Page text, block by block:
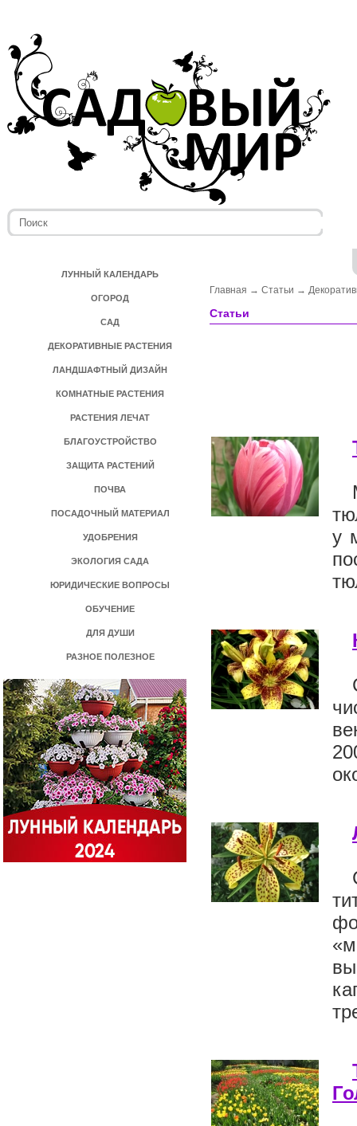
ЛУННЫЙ КАЛЕНДАРЬ
ОГОРОД
САД
ДЕКОРАТИВНЫЕ РАСТЕНИЯ
ЛАНДШАФТНЫЙ ДИЗАЙН
КОМНАТНЫЕ РАСТЕНИЯ
РАСТЕНИЯ ЛЕЧАТ
БЛАГОУСТРОЙСТВО
ЗАЩИТА РАСТЕНИЙ
ПОЧВА
ПОСАДОЧНЫЙ МАТЕРИАЛ
УДОБРЕНИЯ
ЭКОЛОГИЯ САДА
ЮРИДИЧЕСКИЕ ВОПРОСЫ
ОБУЧЕНИЕ
ДЛЯ ДУШИ
РАЗНОЕ ПОЛЕЗНОЕ
Главная → Статьи →
Статьи
у